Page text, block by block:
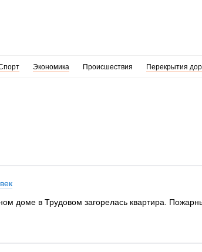
Экономика Происшествия Перекрытия
доме в Трудовом загорелась квартира.